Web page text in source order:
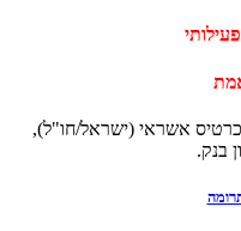
אשראי (ישראל/חו"ל),
בנק.